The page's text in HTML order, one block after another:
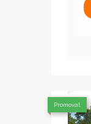
Promovat